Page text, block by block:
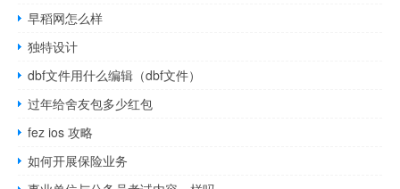
早稻网怎么样
独特设计
dbf文件用什么编辑（dbf文件）
过年给舍友包多少红包
fez ios 攻略
如何开展保险业务